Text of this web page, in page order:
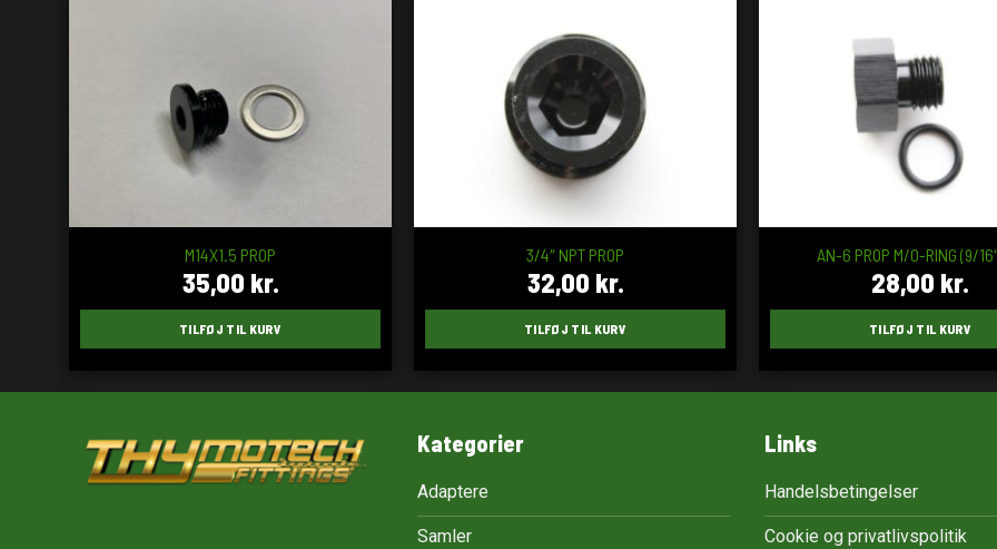
M14X1.5 PROP
35,00 kr.
TILFØJ TIL KURV
3/4″ NPT PROP
32,00 kr.
TILFØJ TIL KURV
AN-6 PROP M/O-RING (9/
28,00 kr.
TILFØJ TIL KURV
Kategorier
Adaptere
Samler
Links
Handelsbetingelser
Cookie og privatlivspolitik